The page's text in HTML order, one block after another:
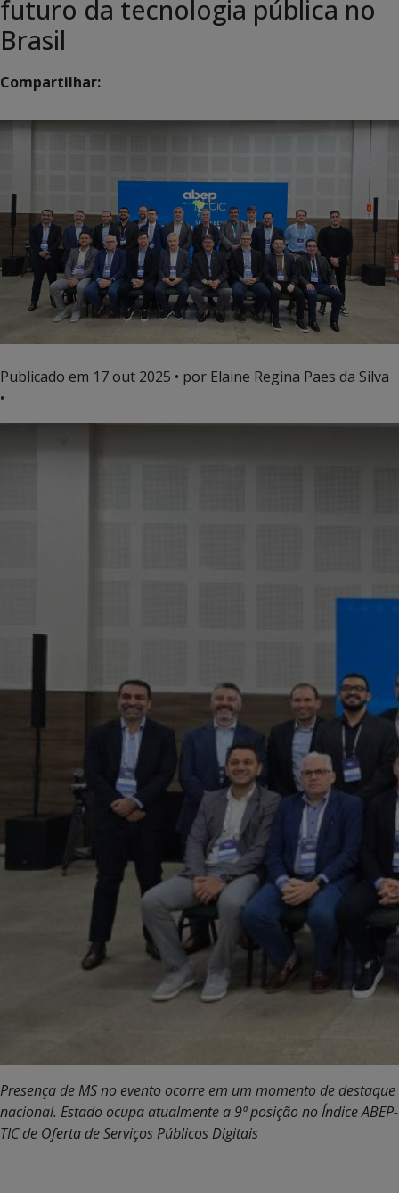
futuro da tecnologia pública no
Brasil
Compartilhar:
Publicado em 17 out 2025 • por Elaine Regina Paes da Silva
•
Presença de MS no evento ocorre em um momento de destaque
nacional. Estado ocupa atualmente a 9ª posição no Índice ABEP-
TIC de Oferta de Serviços Públicos Digitais